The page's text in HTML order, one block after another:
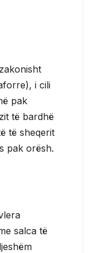
i cili
pak
të bardhë
të sheqerit
pak orësh.
salca të